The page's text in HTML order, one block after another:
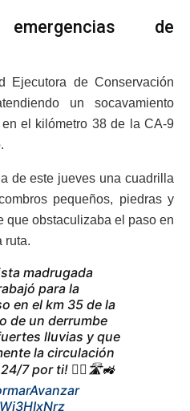
de
Ejecutora de Conservación
un socavamiento
el kilómetro 38 de la CA-9
de este jueves una cuadrilla
pequeños, piedras y
que obstaculizaba el paso en
ruta.
madrugada
para la
en el km 35 de la
de un derrumbe
lluvias y que
la circulación
24/7 por ti! 👷‍♂️🛣️🚜